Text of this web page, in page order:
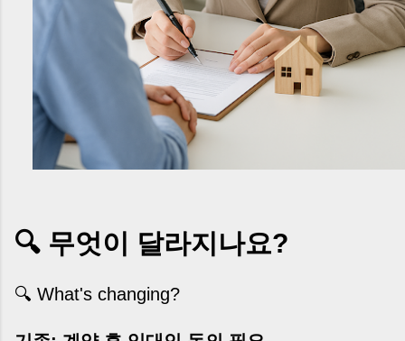
🔍 무엇이 달라지나요?
🔍 What's changing?